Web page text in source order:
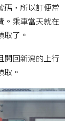
碼，所以訂便當
。乘車當天就在
取了。
開回新潟的上行
。